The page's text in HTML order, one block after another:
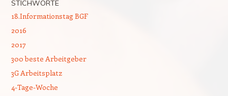
STICHWORTE
18.Informationstag BGF
2016
2017
300 beste Arbeitgeber
3G Arbeitsplatz
4-Tage-Woche